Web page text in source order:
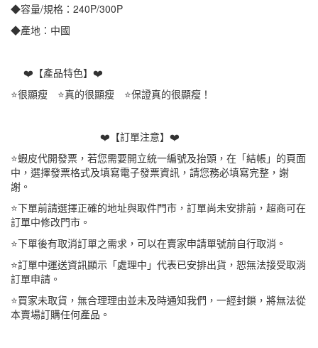
◆容量/規格：240P/300P
◆產地：中國
❤️【產品特色】❤️
⭐很顯瘦 ⭐真的很顯瘦 ⭐保證真的很顯瘦！
❤️【訂單注意】❤️
⭐蝦皮代開發票，若您需要開立統一編號及抬頭，在「結帳」的頁面
中，選擇發票格式及填寫電子發票資訊，請您務必填寫完整，謝
謝。
⭐下單前請選擇正確的地址與取件門市，訂單尚未安排前，超商可在
訂單中修改門市。
⭐下單後有取消訂單之需求，可以在賣家申請單號前自行取消。
⭐訂單中運送資訊顯示「處理中」代表已安排出貨，恕無法接受取消
訂單申請。
⭐買家未取貨，無合理理由並未及時通知我們，一經封鎖，將無法從
本賣場訂購任何產品。